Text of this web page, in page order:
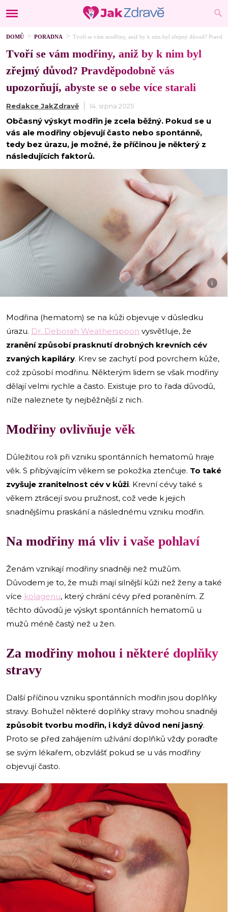
DOMŮ PORADNA Tvoří se vám modřiny, aniž by k nim byl zřejmý důvod?
Tvoří se vám modřiny, aniž by k nim byl
zřejmý důvod? Pravděpodobně vás
upozorňují, abyste se o sebe více starali
Redakce JakZdravě 14. srpna 2025
Občasný výskyt modřin je zcela běžný. Pokud se u
vás ale modřiny objevují často nebo spontánně,
tedy bez úrazu, je možné, že příčinou je některý z
následujících faktorů.
i
Modřina (hematom) se na kůži objevuje v důsledku
úrazu. Dr. Deborah Weatherspoon vysvětluje, že
zranění způsobí prasknutí drobných krevních cév
zvaných kapiláry. Krev se zachytí pod povrchem kůže,
což způsobí modřinu. Některým lidem se však modřiny
dělají velmi rychle a často. Existuje pro to řada důvodů,
níže naleznete ty nejběžnější z nich.
Modřiny ovlivňuje věk
Důležitou roli při vzniku spontánních hematomů hraje
věk. S přibývajícím věkem se pokožka ztenčuje. To také
zvyšuje zranitelnost cév v kůži. Krevní cévy také s
věkem ztrácejí svou pružnost, což vede k jejich
snadnějšímu praskání a následnému vzniku modřin.
Na modřiny má vliv i vaše pohlaví
Ženám vznikají modřiny snadněji než mužům.
Důvodem je to, že muži mají silnější kůži než ženy a také
více kolagenu, který chrání cévy před poraněním. Z
těchto důvodů je výskyt spontánních hematomů u
mužů méně častý než u žen.
Za modřiny mohou i některé doplňky
stravy
Další příčinou vzniku spontánních modřin jsou doplňky
stravy. Bohužel některé doplňky stravy mohou snadněji
způsobit tvorbu modřin, i když důvod není jasný.
Proto se před zahájením užívání doplňků vždy poraďte
se svým lékařem, obzvlášť pokud se u vás modřiny
objevují často.